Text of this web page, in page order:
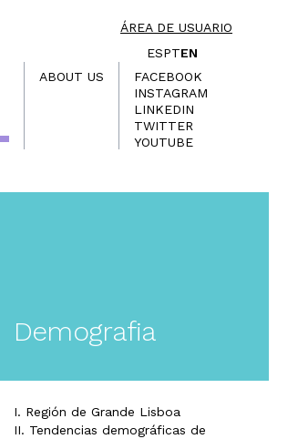
ÁREA DE USUARIO
ESPTEN
ABOUT US
FACEBOOK
INSTAGRAM
LINKEDIN
TWITTER
YOUTUBE
Demografia
I. Región de Grande Lisboa
II. Tendencias demográficas de